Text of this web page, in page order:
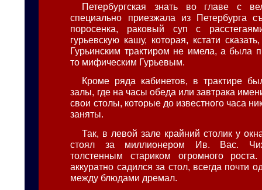
Петербургская знать во главе с
специально приезжала из Петербурга
поросенка, раковый суп с
гурьевскую кашу, которая, кстати
Гурьинским трактиром не имела, а была
то мифическим Гурьевым.
Кроме ряда кабинетов, в трактире
залы, где на часы обеда или завтрака
свои столы, которые до известного часа
заняты.
Так, в левой зале крайний столик у
стоял за миллионером Ив. Вас.
толстенным стариком огромного
аккуратно садился за стол, всегда почти
между блюдами дремал.